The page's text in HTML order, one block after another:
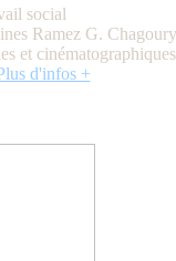
social
Ramez G. Chagoury
et cinématographiques
d'infos +